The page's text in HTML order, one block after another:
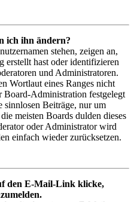
ich ihn ändern?
stehen, zeigen an,
erstellt hast oder identifizieren
und Administratoren.
Wortlaut eines Ranges nicht
Board-Administration festgelegt
sinnlosen Beiträge, nur um
meisten Boards dulden dieses
oder Administrator wird
einfach wieder zurücksetzen.
den E-Mail-Link klicke,